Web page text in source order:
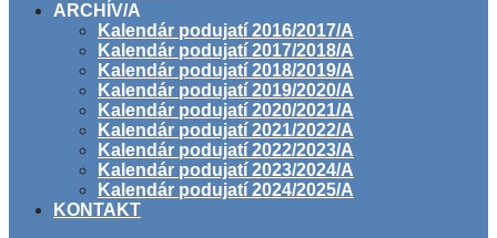
ARCHÍV/A
Kalendár podujatí 2016/2017/A
Kalendár podujatí 2017/2018/A
Kalendár podujatí 2018/2019/A
Kalendár podujatí 2019/2020/A
Kalendár podujatí 2020/2021/A
Kalendár podujatí 2021/2022/A
Kalendár podujatí 2022/2023/A
Kalendár podujatí 2023/2024/A
Kalendár podujatí 2024/2025/A
KONTAKT